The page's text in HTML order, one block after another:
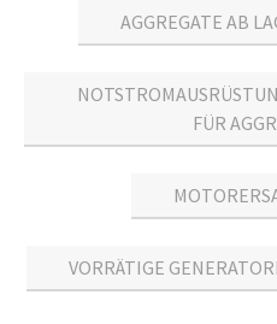
AGGREGATE AB
FÜR
VORRÄTIGE